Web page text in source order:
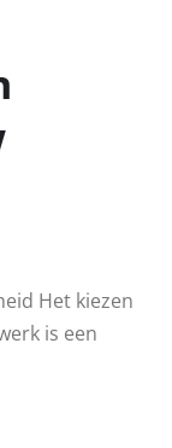
Het kiezen
is een